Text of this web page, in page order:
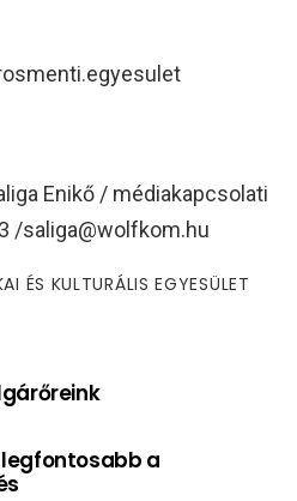
Enikő / médiakapcsolati
/saliga@wolfkom.hu
ÉS KULTURÁLIS EGYESÜLET
legfontosabb a